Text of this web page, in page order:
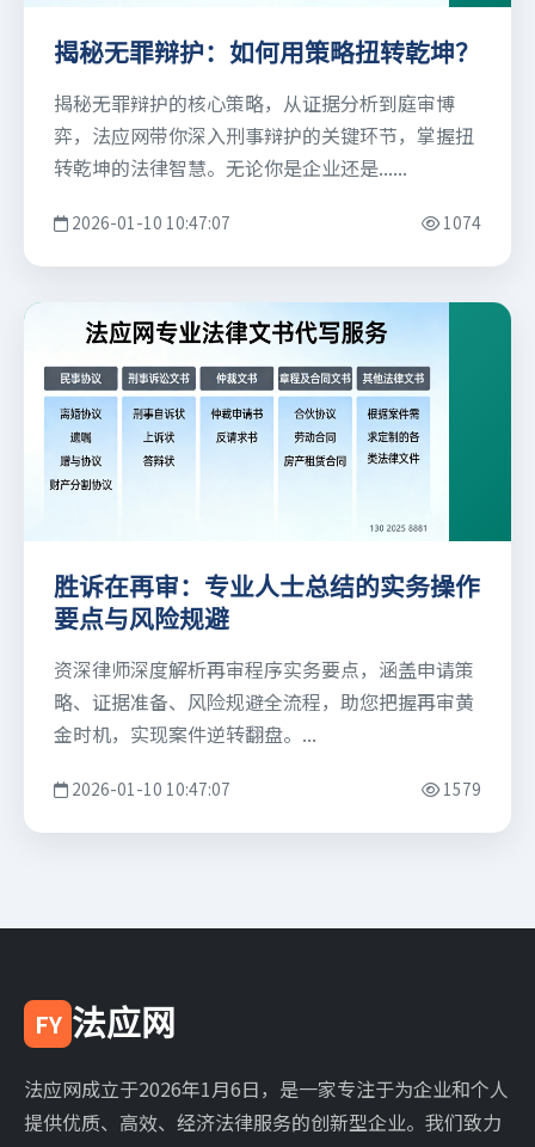
揭秘无罪辩护：如何用策略扭转乾坤？
揭秘无罪辩护的核心策略，从证据分析到庭审博
弈，法应网带你深入刑事辩护的关键环节，掌握扭
转乾坤的法律智慧。无论你是企业还是......
2026-01-10 10:47:07 1074
胜诉在再审：专业人士总结的实务操作
要点与风险规避
资深律师深度解析再审程序实务要点，涵盖申请策
略、证据准备、风险规避全流程，助您把握再审黄
金时机，实现案件逆转翻盘。...
2026-01-10 10:47:07 1579
FY 法应网
法应网成立于2026年1月6日，是一家专注于为企业和个人
提供优质、高效、经济法律服务的创新型企业。我们致力